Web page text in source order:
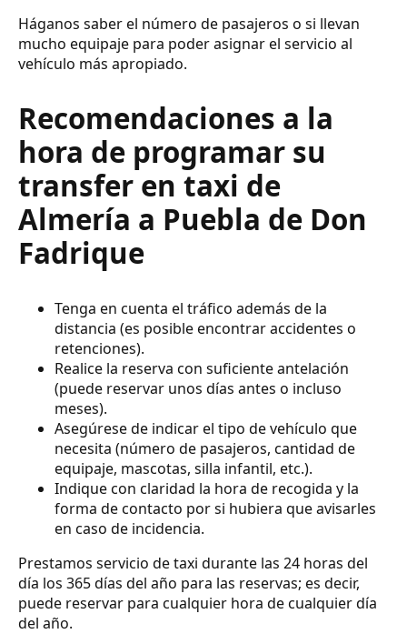
Háganos saber el número de pasajeros o si llevan
mucho equipaje para poder asignar el servicio al
vehículo más apropiado.
Recomendaciones a la
hora de programar su
transfer en taxi de
Almería a Puebla de Don
Fadrique
Tenga en cuenta el tráfico además de la
distancia (es posible encontrar accidentes o
retenciones).
Realice la reserva con suficiente antelación
(puede reservar unos días antes o incluso
meses).
Asegúrese de indicar el tipo de vehículo que
necesita (número de pasajeros, cantidad de
equipaje, mascotas, silla infantil, etc.).
Indique con claridad la hora de recogida y la
forma de contacto por si hubiera que avisarles
en caso de incidencia.
Prestamos servicio de taxi durante las 24 horas del
día los 365 días del año para las reservas; es decir,
puede reservar para cualquier hora de cualquier día
del año.